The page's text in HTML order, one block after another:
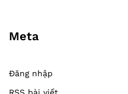
Meta
Đăng nhập